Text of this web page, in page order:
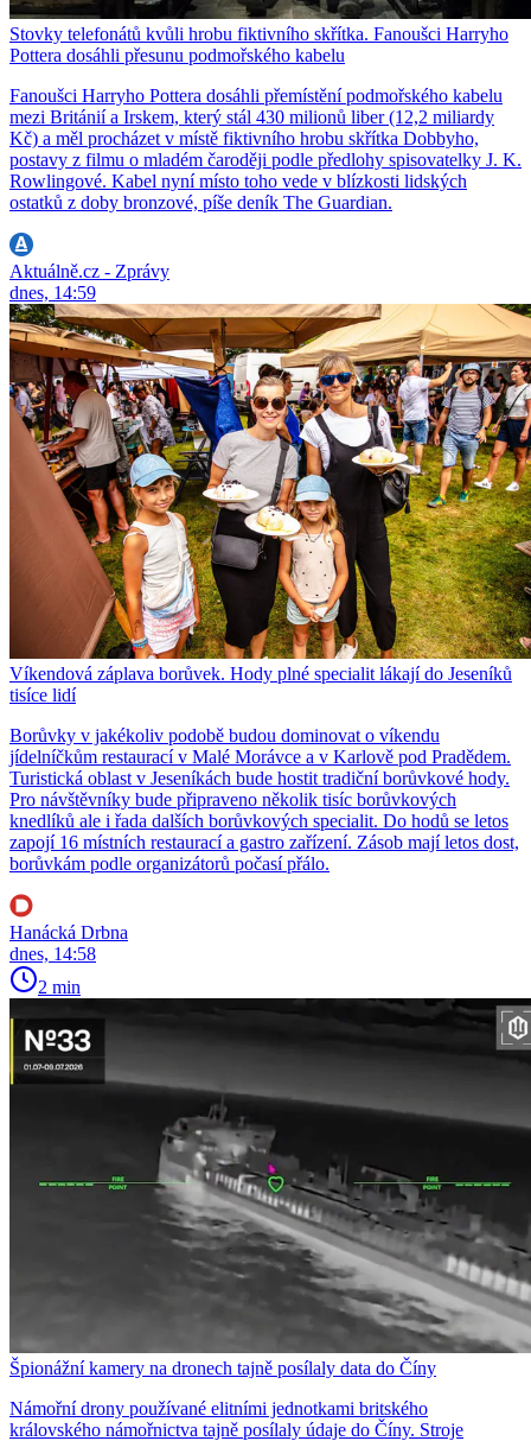
Stovky telefonátů kvůli hrobu fiktivního skřítka. Fanoušci Harryho
Pottera dosáhli přesunu podmořského kabelu
Fanoušci Harryho Pottera dosáhli přemístění podmořského kabelu
mezi Británií a Irskem, který stál 430 milionů liber (12,2 miliardy
Kč) a měl procházet v místě fiktivního hrobu skřítka Dobbyho,
postavy z filmu o mladém čaroději podle předlohy spisovatelky J. K.
Rowlingové. Kabel nyní místo toho vede v blízkosti lidských
ostatků z doby bronzové, píše deník The Guardian.
Aktuálně.cz - Zprávy
dnes, 14:59
Víkendová záplava borůvek. Hody plné specialit lákají do Jeseníků
tisíce lidí
Borůvky v jakékoliv podobě budou dominovat o víkendu
jídelníčkům restaurací v Malé Morávce a v Karlově pod Pradědem.
Turistická oblast v Jeseníkách bude hostit tradiční borůvkové hody.
Pro návštěvníky bude připraveno několik tisíc borůvkových
knedlíků ale i řada dalších borůvkových specialit. Do hodů se letos
zapojí 16 místních restaurací a gastro zařízení. Zásob mají letos dost,
borůvkám podle organizátorů počasí přálo.
Hanácká Drbna
dnes, 14:58
2 min
Špionážní kamery na dronech tajně posílaly data do Číny
Námořní drony používané elitními jednotkami britského
královského námořnictva tajně posílaly údaje do Číny. Stroje